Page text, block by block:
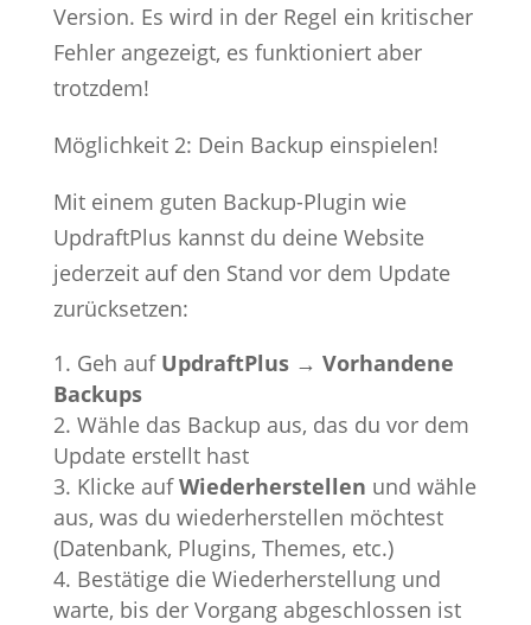
Version. Es wird in der Regel ein kritischer
Fehler angezeigt, es funktioniert aber
trotzdem!
Möglichkeit 2: Dein Backup einspielen!
Mit einem guten Backup-Plugin wie
UpdraftPlus kannst du deine Website
jederzeit auf den Stand vor dem Update
zurücksetzen:
Geh auf UpdraftPlus → Vorhandene
Backups
Wähle das Backup aus, das du vor dem
Update erstellt hast
Klicke aufWiederherstellen und wähle
aus, was du wiederherstellen möchtest
(Datenbank, Plugins, Themes, etc.)
Bestätige die Wiederherstellung und
warte, bis der Vorgang abgeschlossen ist